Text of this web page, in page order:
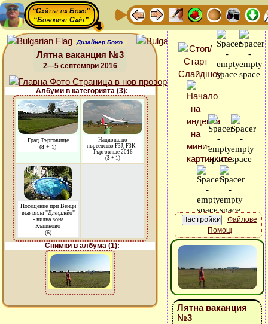
“Сайтът на Божо”
“Божовият Сайт”
Дизайнер Божо
Лятна ваканция №3
2—5 септември 2016
Албуми в категорията (3):
Град Търговище
(8 + 1)
Национално
първенство F3J, F3K -
Търговище 2016
(3+ 1)
Посещение при Венци
във вила "Джиджйо"
- вилна зона
Къпиново
(6)
Снимки в албума (1):
Файлове
Помощ
Лятна ваканция
№3